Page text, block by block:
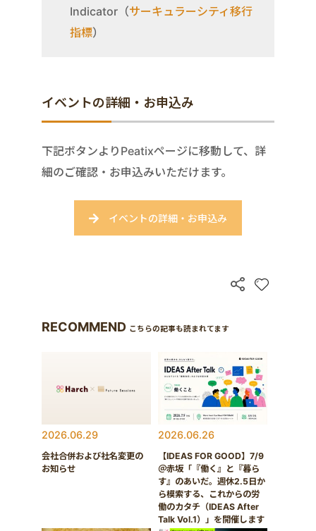
Indicator（サーキュラーシティ移行
指標）
イベントの詳細・お申込み
下記ボタンよりPeatixページに移動して、詳
細のご確認・お申込みいただけます。
イベントの詳細・お申込み
RECOMMEND こちらの記事も読まれてます
2026.06.29
会社合併および社名変更の
お知らせ
2026.06.26
【IDEAS FOR GOOD】7/9
＠赤坂「『働く』と『暮ら
す』のあいだ。週休2.5日か
ら模索する、これからの労
働のカタチ（IDEAS After
Talk Vol.1）」を開催します